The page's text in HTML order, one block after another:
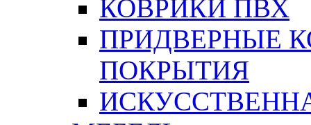
КОВРИКИ ПВХ
ПРИДВЕРНЫЕ
ПОКРЫТИЯ